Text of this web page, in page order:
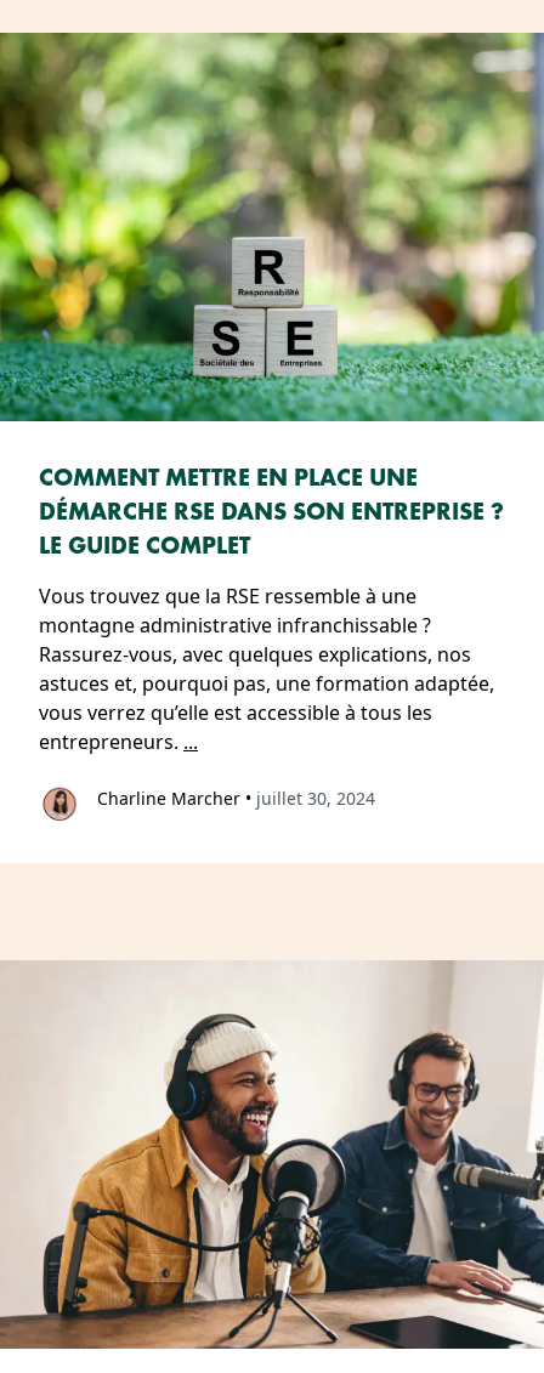
COMMENT METTRE EN PLACE UNE
DÉMARCHE RSE DANS SON ENTREPRISE ?
LE GUIDE COMPLET
Vous trouvez que la RSE ressemble à une
montagne administrative infranchissable ?
Rassurez-vous, avec quelques explications, nos
astuces et, pourquoi pas, une formation adaptée,
vous verrez qu’elle est accessible à tous les
entrepreneurs. ...
Charline Marcher • juillet 30, 2024